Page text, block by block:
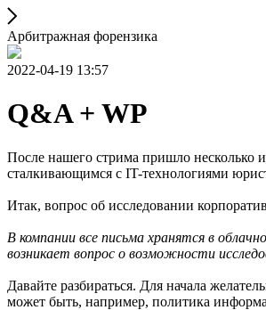
Арбитражная форензика
2022-04-19 13:57
Q&A + WP
После нашего стрима пришло
сталкивающимся с IT-технологиями
Итак, вопрос об исследовании
В компании все письма хранятся в
возникает вопрос о возможности
Давайте разбираться. Для начала
может быть, например, политика